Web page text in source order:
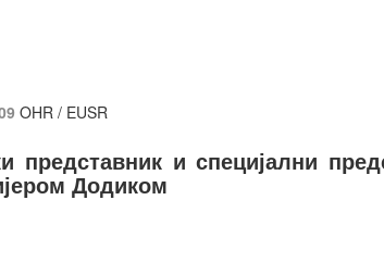
OHR / EUSR
представник и специјални
Додиком